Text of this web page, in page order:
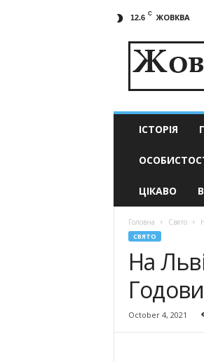
12.6 C ЖОВКВА
актуальні
ІСТОРІЯ
ЦІКАВО
Головна Свято
СВЯТО
На
October 4, 2021